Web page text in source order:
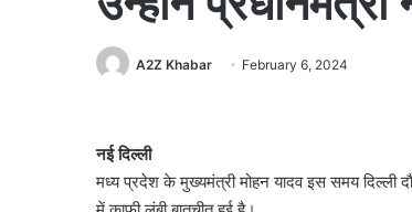
A2Z Khabar February 6, 2024
नई दिल्ली
मध्य प्रदेश के मुख्यमंत्री मोहन यादव इस समय दिल्ली